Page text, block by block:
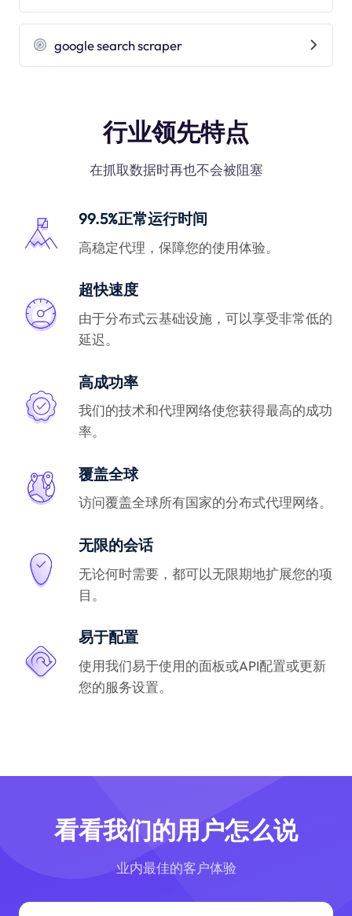
google search scraper
行业领先特点
在抓取数据时再也不会被阻塞
99.5%正常运行时间
高稳定代理，保障您的使用体验。
超快速度
由于分布式云基础设施，可以享受非常低的
延迟。
高成功率
我们的技术和代理网络使您获得最高的成功
率。
覆盖全球
访问覆盖全球所有国家的分布式代理网络。
无限的会话
无论何时需要，都可以无限期地扩展您的项
目。
易于配置
使用我们易于使用的面板或API配置或更新
您的服务设置。
看看我们的用户怎么说
业内最佳的客户体验